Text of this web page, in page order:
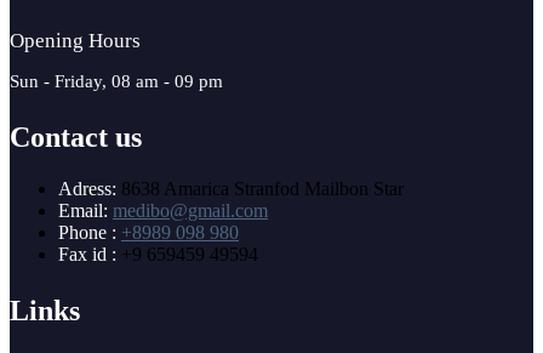
Opening Hours
Sun - Friday, 08 am - 09 pm
Contact us
Adress: 8638 Amarica Stranfod Mailbon Star
Email: medibo@gmail.com
Phone : +8989 098 980
Fax id : +9 659459 49594
Links